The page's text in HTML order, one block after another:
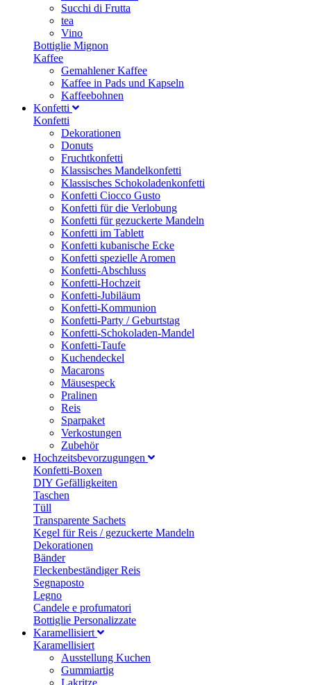
Succhi di Frutta
tea
Vino
Bottiglie Mignon
Kaffee
Gemahlener Kaffee
Kaffee in Pads und Kapseln
Kaffeebohnen
Konfetti
Konfetti
Dekorationen
Donuts
Fruchtkonfetti
Klassisches Mandelkonfetti
Klassisches Schokoladenkonfetti
Konfetti Ciocco Gusto
Konfetti für die Verlobung
Konfetti für gezuckerte Mandeln
Konfetti im Tablett
Konfetti kubanische Ecke
Konfetti spezielle Aromen
Konfetti-Abschluss
Konfetti-Hochzeit
Konfetti-Jubiläum
Konfetti-Kommunion
Konfetti-Party / Geburtstag
Konfetti-Schokoladen-Mandel
Konfetti-Taufe
Kuchendeckel
Macarons
Mäusespeck
Pralinen
Reis
Sparpaket
Verkostungen
Zubehör
Hochzeitsbevorzugungen
Konfetti-Boxen
DIY Gefälligkeiten
Taschen
Tüll
Transparente Sachets
Kegel für Reis / gezuckerte Mandeln
Dekorationen
Bänder
Fleckenbeständiger Reis
Segnaposto
Legno
Candele e profumatori
Bottiglie Personalizzate
Karamellisiert
Karamellisiert
Ausstellung Kuchen
Gummiartig
Lakritze